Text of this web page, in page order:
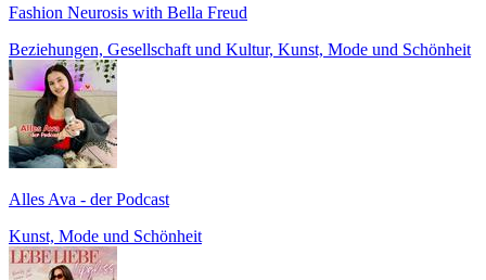
Fashion Neurosis with Bella Freud
Beziehungen, Gesellschaft und Kultur, Kunst, Mode und Schönheit
Alles Ava - der Podcast
Kunst, Mode und Schönheit